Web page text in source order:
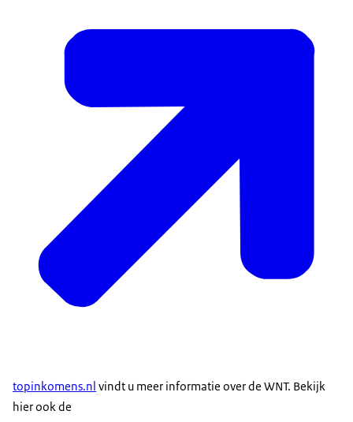
topinkomens.nl vindt u meer informatie over de WNT. Bekijk
hier ook de